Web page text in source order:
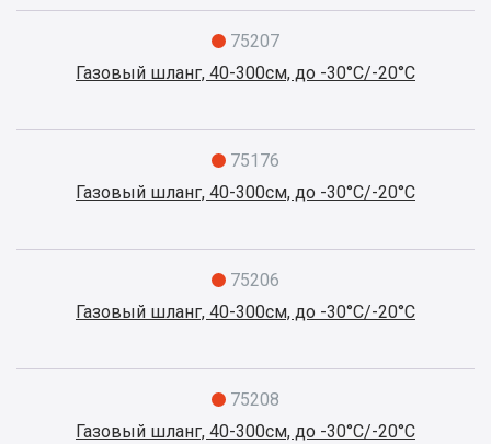
75207
Газовый шланг, 40-300см, до -30°C/-20°C
75176
Газовый шланг, 40-300см, до -30°C/-20°C
75206
Газовый шланг, 40-300см, до -30°C/-20°C
75208
Газовый шланг, 40-300см, до -30°C/-20°C